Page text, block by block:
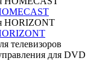
телевизоров
для DVD